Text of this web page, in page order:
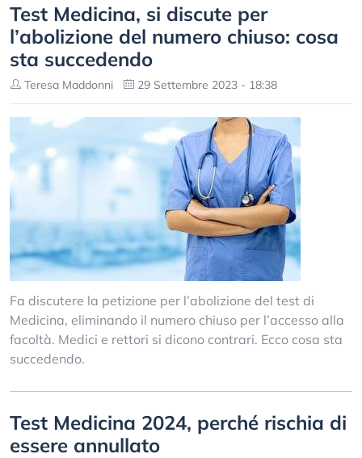
Test Medicina, si discute per
l’abolizione del numero chiuso: cosa
sta succedendo
Teresa Maddonni 29 Settembre 2023 - 18:38
Fa discutere la petizione per l’abolizione del test di
Medicina, eliminando il numero chiuso per l’accesso alla
facoltà. Medici e rettori si dicono contrari. Ecco cosa sta
succedendo.
Test Medicina 2024, perché rischia di
essere annullato